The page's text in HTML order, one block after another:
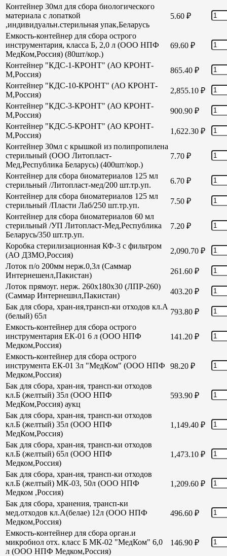
Контейнер 30мл для сбора биологического
материала с лопаткой
,индивидуальн.стерильная упак,Беларусь
5.60 ₽
Емкость-контейнер для сбора острого
инструментария, класса Б, 2,0 л (ООО НПФ
МедКом,Россия) (80шт/кор.)
69.60 ₽
Контейнер "КДС-1-КРОНТ" (АО КРОНТ-
М,Россия)
865.40 ₽
Контейнер "КДС-10-КРОНТ" (АО КРОНТ-
М,Россия)
2,855.10 ₽
Контейнер "КДС-3-КРОНТ" (АО КРОНТ-
М,Россия)
900.90 ₽
Контейнер "КДС-5-КРОНТ" (АО КРОНТ-
М,Россия)
1,622.30 ₽
Контейнер 30мл с крышкой из полипропилена
стерильный (ООО Литопласт-
Мед,Республика Беларусь) (400шт/кор.)
7.70 ₽
Контейнер для сбора биоматериалов 125 мл
стерильный /Литопласт-мед/200 шт.тр.уп.
6.70 ₽
Контейнер для сбора биоматериалов 125 мл
стерильный /Пласти Лаб/250 шт.тр.уп.
7.50 ₽
Контейнер для сбора биоматериалов 60 мл
стерильный /УП Литопласт-Мед,Республика
Беларусь/350 шт.тр.уп.
7.20 ₽
Коробка стерилизационная КФ-3 с фильтром
(АО ДЗМО,Россия)
2,090.70 ₽
Лоток п/о 200мм нерж.0,3л (Саммар
Интернешенл,Пакистан)
261.60 ₽
Лоток прямоуг. нерж. 260х180х30 (ЛПР-260)
(Саммар Интернешнл,Пакистан)
403.20 ₽
Бак для сбора, хран-ия,трансп-ки отходов кл.А
(белый) 65л
793.80 ₽
Емкость-контейнер для сбора острого
инструментария ЕК-01 6 л (ООО НПФ
Медком,Россия)
141.20 ₽
Емкость-контейнер для сбора острого
инструмента ЕК-01 3л "МедКом" (ООО НПФ
Медком,Россия)
98.20 ₽
Бак для сбора, хран-ия, трансп-ки отходов
кл.Б (желтый) 35л (ООО НПФ
МедКом,Россия) аукц
593.90 ₽
Бак для сбора, хран-ия, трансп-ки отходов
кл.Б (желтый) 35л (ООО НПФ
МедКом,Россия)
1,149.40 ₽
Бак для сбора, хран-ия, трансп-ки отходов
кл.Б (желтый) 65л (ООО НПФ
Медком,Россия)
1,473.10 ₽
Бак для сбора, хран-ия, трансп-ки отходов
кл.Б (желтый) МК-03, 50л (ООО НПФ
Медком ,Россия)
1,209.60 ₽
Бак для сбора, хранения, трансп-ки
мед.отходов кл.А(белае) 12л (ООО НПФ
Медком,Россия)
496.60 ₽
Емкость-контейнер для сбора орган.и
микробиол отх. класс Б МК-02 "МедКом" 6,0
л (ООО НПФ Медком,Россия)
146.90 ₽